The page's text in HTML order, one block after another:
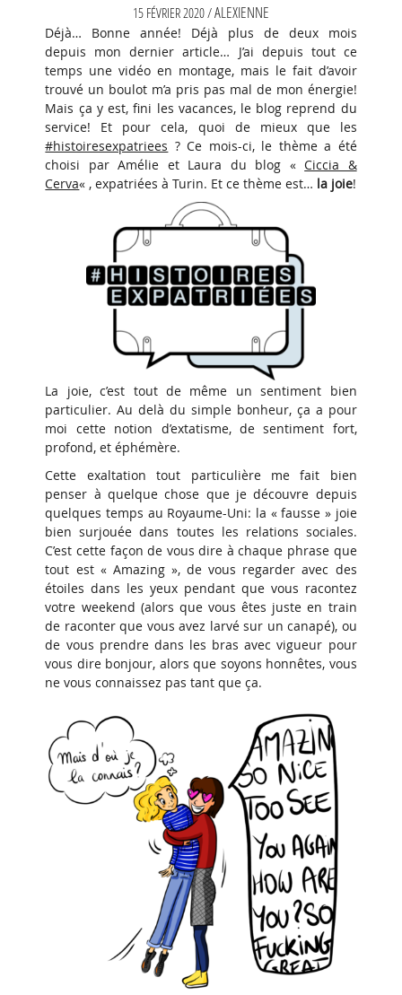
15 FÉVRIER 2020 /ALEXIENNE
Déjà… Bonne année! Déjà plus de deux mois
depuis mon dernier article… J’ai depuis tout ce
temps une vidéo en montage, mais le fait d’avoir
trouvé un boulot m’a pris pas mal de mon énergie!
Mais ça y est, fini les vacances, le blog reprend du
service! Et pour cela, quoi de mieux que les
#histoiresexpatriees ? Ce mois-ci, le thème a été
choisi par Amélie et Laura du blog «Ciccia &
Cerva« , expatriées à Turin. Et ce thème est… la joie!
La joie, c’est tout de même un sentiment bien
particulier. Au delà du simple bonheur, ça a pour
moi cette notion d’extatisme, de sentiment fort,
profond, et éphémère.
Cette exaltation tout particulière me fait bien
penser à quelque chose que je découvre depuis
quelques temps au Royaume-Uni: la « fausse » joie
bien surjouée dans toutes les relations sociales.
C’est cette façon de vous dire à chaque phrase que
tout est « Amazing », de vous regarder avec des
étoiles dans les yeux pendant que vous racontez
votre weekend (alors que vous êtes juste en train
de raconter que vous avez larvé sur un canapé), ou
de vous prendre dans les bras avec vigueur pour
vous dire bonjour, alors que soyons honnêtes, vous
ne vous connaissez pas tant que ça.